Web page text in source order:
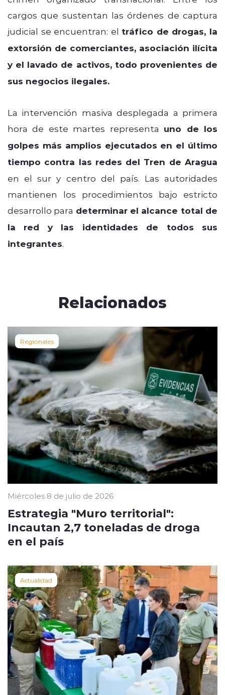
cargos que sustentan las órdenes de captura
judicial se encuentran: el tráfico de drogas, la
extorsión de comerciantes, asociación ilícita
y el lavado de activos, todo provenientes de
sus negocios ilegales.
La intervención masiva desplegada a primera
hora de este martes representa uno de los
golpes más amplios ejecutados en el último
tiempo contra las redes del Tren de Aragua
en el sur y centro del país. Las autoridades
mantienen los procedimientos bajo estricto
desarrollo para determinar el alcance total de
la red y las identidades de todos sus
integrantes.
Relacionados
Regionales
Miércoles 8 de julio de 2026
Estrategia "Muro territorial":
Incautan 2,7 toneladas de droga
en el país
Actualidad